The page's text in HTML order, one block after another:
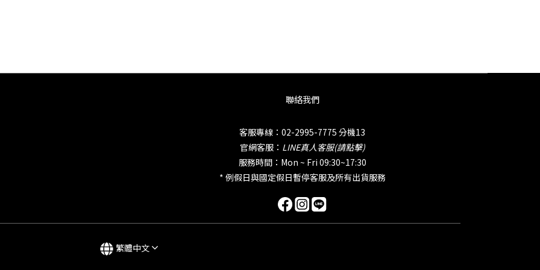
聯絡我們
客服專線：02-2995-7775 分機13
官網客服： LINE真人客服(請點擊)
服務時間：Mon ~ Fri 09:30~17:30
* 例假日與國定假日暫停客服及所有出貨服務
繁體中文